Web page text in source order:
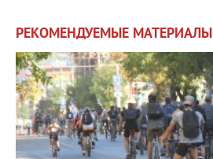
РЕКОМЕНДУЕМЫЕ МАТЕРИАЛЫ